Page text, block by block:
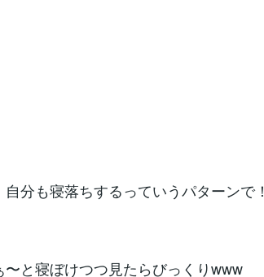
分も寝落ちするっていうパターンで！
と寝ぼけつつ見たらびっくりwww